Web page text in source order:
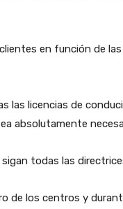
en función de
las licencias de
absolutamente
todas las
de los centros y